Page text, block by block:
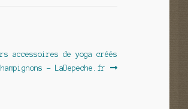
accessoires de yoga créés
– LaDepeche.fr